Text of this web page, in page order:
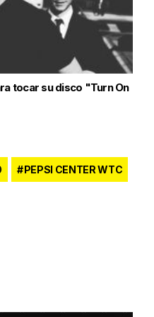
tocar su disco "Turn On
PEPSI CENTER WTC